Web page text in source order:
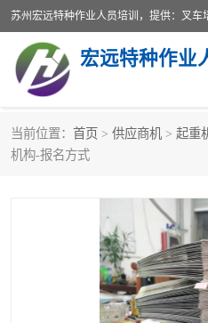
当前位置： 首页 > 供应商机 > 起重
机构-报名方式
叉车培训
叉车上牌出租